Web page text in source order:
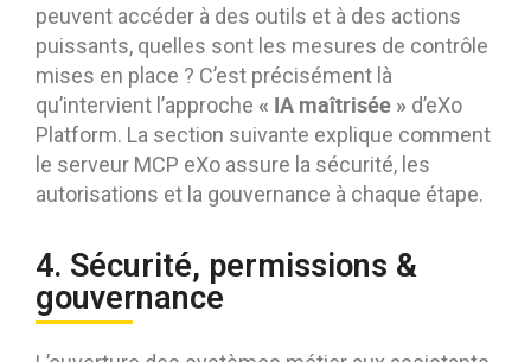
peuvent accéder à des outils et à des actions
puissants, quelles sont les mesures de contrôle
mises en place ? C’est précisément là
qu’intervient l’approche « IA maîtrisée » d’eXo
Platform. La section suivante explique comment
le serveur MCP eXo assure la sécurité, les
autorisations et la gouvernance à chaque étape.
4. Sécurité, permissions &
gouvernance